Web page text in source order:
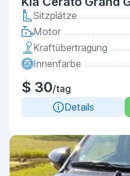
Sitzplätze
Motor
Kraftübertragung
Innenfarbe
$ 30/tag
Details